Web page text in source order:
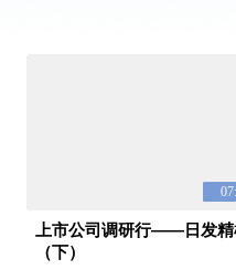
上市公司调研行——日发
（下）